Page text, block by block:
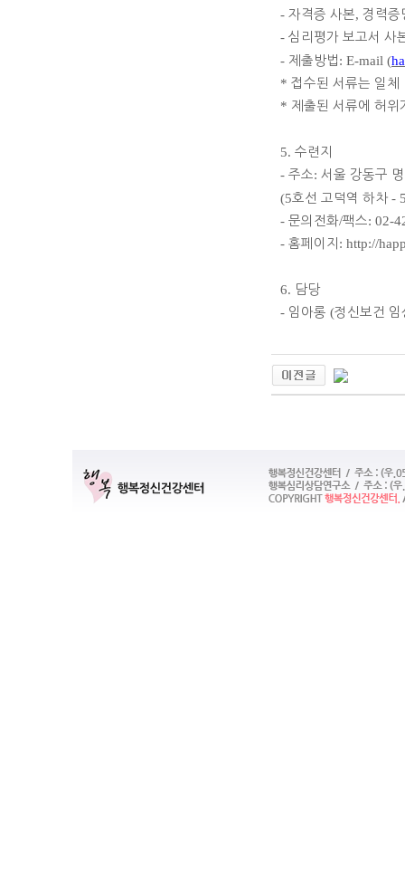
- 자격증 사본, 경력증
- 심리평가 보고서 사
- 제출방법 : E-mail (
* 접수된 서류는 일체
* 제출된 서류에 허위
5. 수련지
- 주소: 서울 강동구
(5호선 고덕역 하차 -
- 문의전화/팩스: 02-
- 홈페이지 : http://
6. 담당
- 임아롱 (정신보건